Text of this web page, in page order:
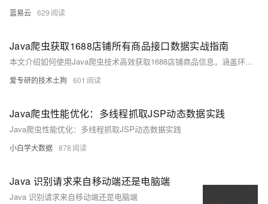
蓝易云 629
Java爬虫获取1688店铺所有商品接口数据实战指南
本文介绍如何使用Java爬虫技术高效获取1688店铺商品信息，涵盖环境搭建、API调用、签名生成及数据抓取全流程，并附完整代码示例，助力市场分析与选品决策。
爱专研的技术土狗 601
Java爬虫性能优化：多线程抓取JSP动态数据实践
Java爬虫性能优化：多线程抓取JSP动态数据实践
小白学大数据 878
Java 识别请求来自移动端还是电脑端
Java 识别请求来自移动端还是电脑端